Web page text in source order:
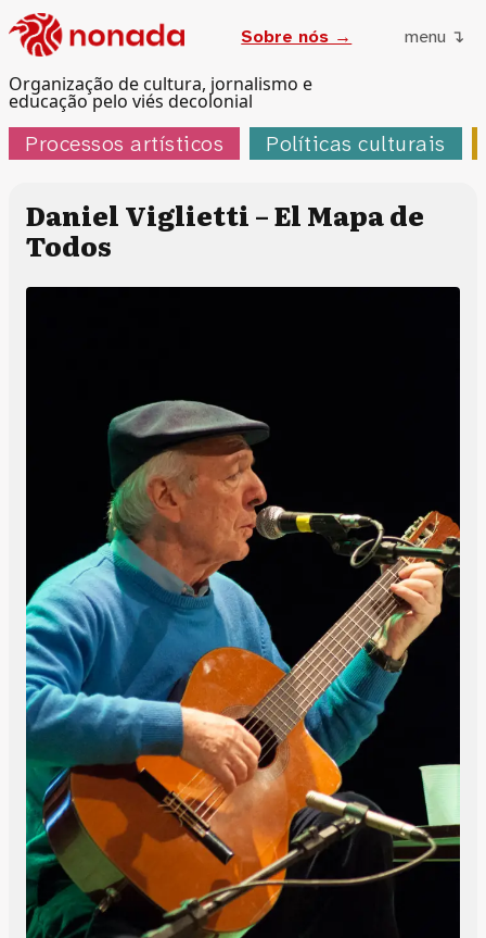
Organização de cultura, jornalismo e
educação pelo viés decolonial
Sobre nós → menu ↴
Processos artísticos Políticas culturais
Daniel Viglietti – El Mapa de
Todos